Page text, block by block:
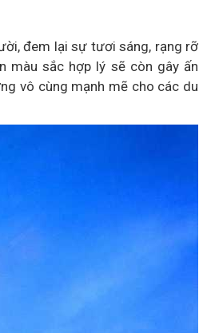
đem lại sự tươi sáng, rạng rỡ
màu sắc hợp lý sẽ còn gây ấn
vô cùng mạnh mẽ cho các du